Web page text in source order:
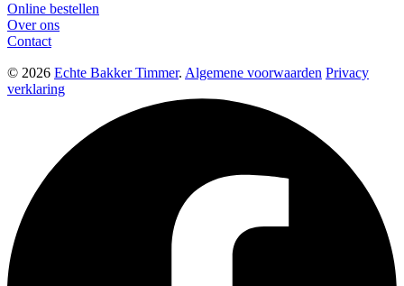
Online bestellen
Over ons
Contact
© 2026 Echte Bakker Timmer. Algemene voorwaarden Privacy
verklaring